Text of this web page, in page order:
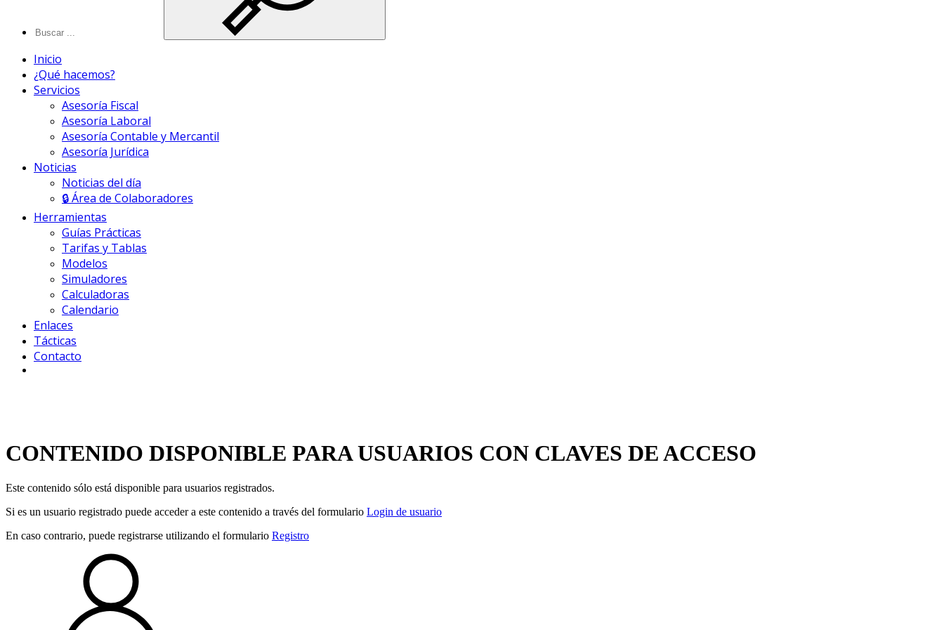
Inicio
¿Qué hacemos?
Servicios
Asesoría Fiscal
Asesoría Laboral
Asesoría Contable y Mercantil
Asesoría Jurídica
Noticias
Noticias del día
🔒 Área de Colaboradores
Herramientas
Guías Prácticas
Tarifas y Tablas
Modelos
Simuladores
Calculadoras
Calendario
Enlaces
Tácticas
Contacto
CONTENIDO DISPONIBLE PARA USUARIOS CON CLAVES DE ACCESO
Este contenido sólo está disponible para usuarios registrados.
Si es un usuario registrado puede acceder a este contenido a través del formulario Login de usuario
En caso contrario, puede registrarse utilizando el formulario Registro